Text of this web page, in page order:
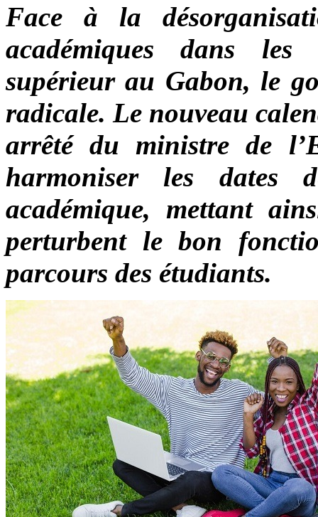
Face à la
académiques dans les
supérieur au Gabon, le
radicale. Le nouveau
arrêté du ministre de
harmoniser les dates
académique, mettant
perturbent le bon
parcours des étudiants.